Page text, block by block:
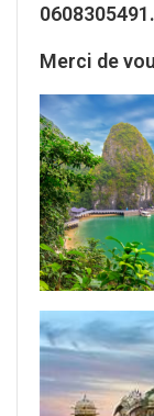
0608305491.
Merci de